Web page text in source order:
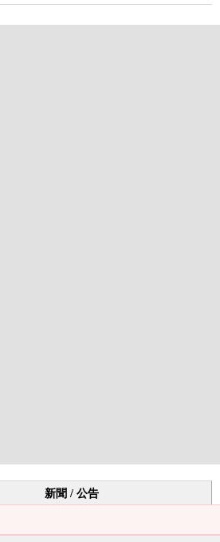
新聞 / 公告